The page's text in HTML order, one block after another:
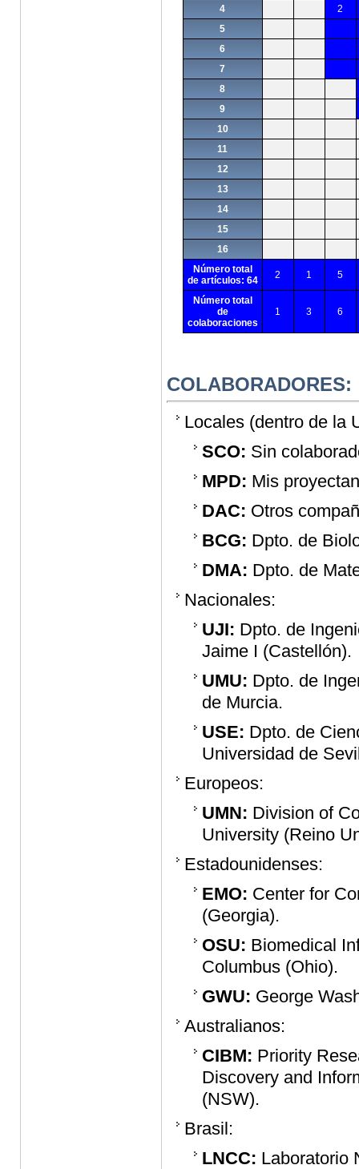
4
2
5
6
7
8
9
10
11
12
13
14
15
16
Número total
de artículos: 64
2 1 5
Número total
de
colaboraciones
1 3 6
COLABORADORES:
Locales (dentro de la
SCO: Sin
MPD: Mis
DAC: Otros
BCG: Dpto. de
DMA: Dpto. de
Nacionales:
UJI: Dpto. de
Jaime I (Castellón).
UMU: Dpto. de
de Murcia.
USE: Dpto. de
Universidad de
Europeos:
UMN: Division of
University (Reino
Estadounidenses:
EMO: Center for
(Georgia).
OSU: Biomedical
Columbus (Ohio).
GWU: George
Australianos:
CIBM: Priority
Discovery and
(NSW).
Brasil:
LNCC: Laboratorio